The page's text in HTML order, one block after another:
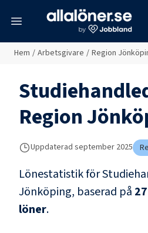
Hem / Arbetsgivare / Region
Region
Uppdaterad september 2025
Lönestatistik för
Jönköping, baserad på 27
löner.